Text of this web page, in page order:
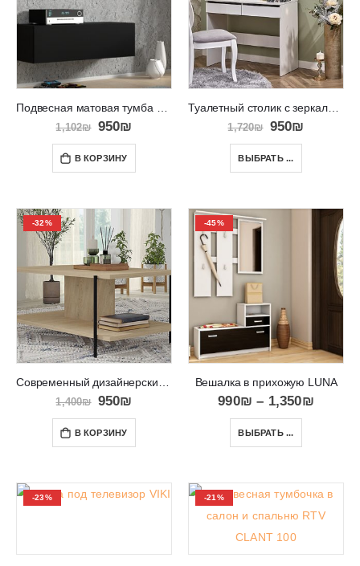
Подвесная матовая тумба под телевизор RTV BINGO 100
1,102₪ 950₪
В КОРЗИНУ
Туалетный столик с зеркалом и подсветкой лампочками Hollywood
1,720₪ 950₪
ВЫБРАТЬ ...
-32%
Современный дизайнерский журнальный столик DRAGONFLY
1,400₪ 950₪
В КОРЗИНУ
-45%
Вешалка в прихожую LUNA
990₪ – 1,350₪
ВЫБРАТЬ ...
-23% -21%